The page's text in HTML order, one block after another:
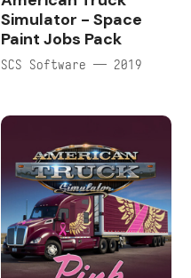
Simulator - Space
Paint Jobs Pack
SCS Software — 2019